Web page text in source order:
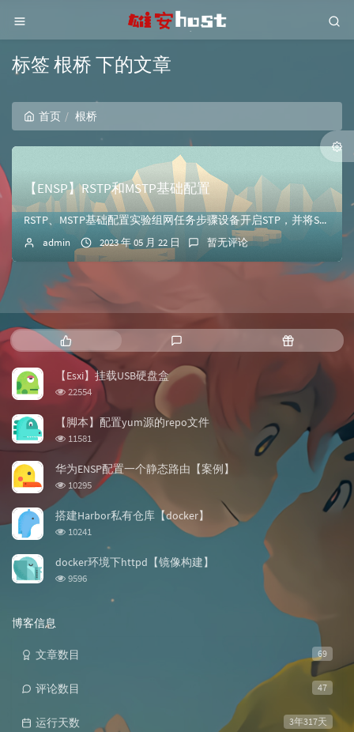
标签 根桥 下的文章
首页 根桥
【ENSP】RSTP和MSTP基础配置
RSTP、MSTP基础配置实验组网任务步骤设备开启STP，并将STP模式切换为RSTP[S1]stp enable [S1]stp mode rstp [...
admin 2023 年 05 月 22 日 暂无评论
热
门
文
章
新
评
随
机
章
【Esxi】挂载USB硬盘盒
浏
次
数:
22554
【脚本】配置yum源的repo文件
浏
次
数:
11581
华为ENSP配置一个静态路由【案例】
浏
览
次
数:
10295
搭建Harbor私有仓库【docker】
浏
次
10241
docker环境下httpd【镜像构建】
浏
9596
博客信息
69
文章数目
47
评论数目
3年317天
运行天数